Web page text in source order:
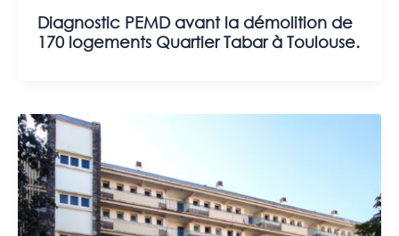
Diagnostic PEMD avant la démolition de
170 logements Quartier Tabar à Toulouse.